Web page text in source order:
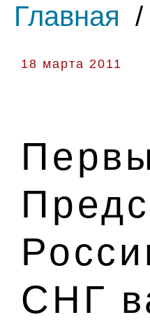
Главная /
18 марта 2011
СНГ